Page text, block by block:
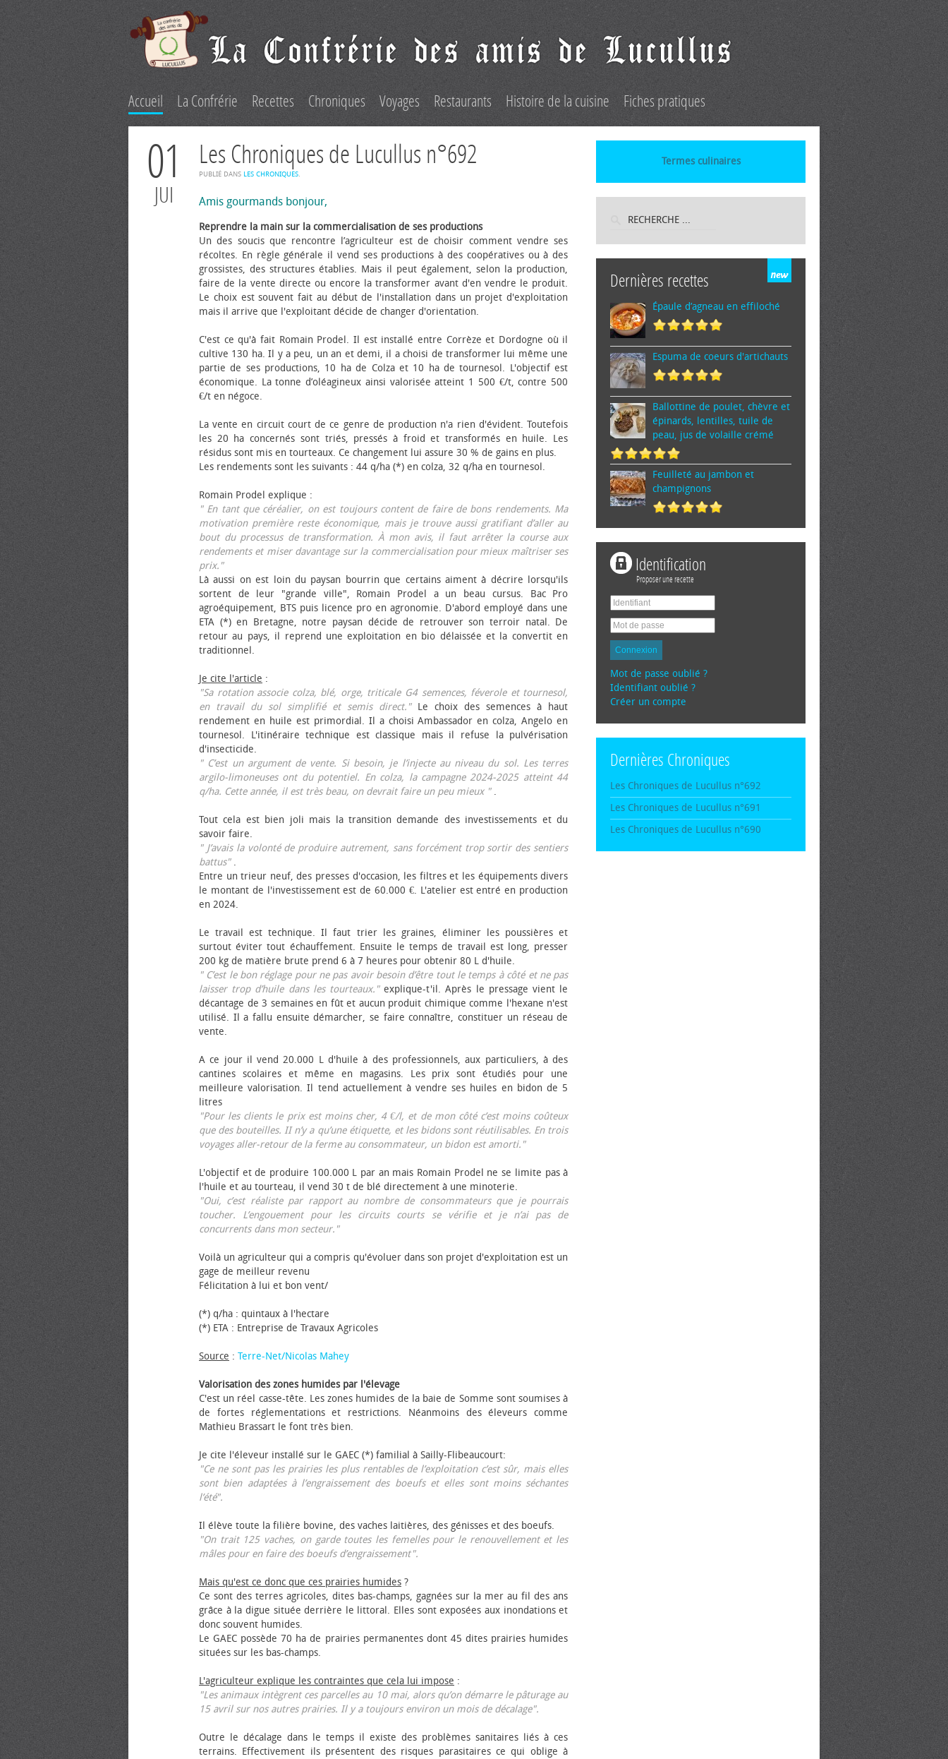
Accueil La Confrérie Recettes Chroniques Voyages Restaurants Histoire de la cuisine Fiches pratiques
01
JUI
Les Chroniques de Lucullus n°692
PUBLIÉ DANS LES CHRONIQUES.
Amis gourmands bonjour,
Reprendre la main sur la commercialisation de ses productions
Un des soucis que rencontre l’agriculteur est de choisir comment vendre ses
récoltes. En règle générale il vend ses productions à des coopératives ou à des
grossistes, des structures établies. Mais il peut également, selon la production,
faire de la vente directe ou encore la transformer avant d'en vendre le produit.
Le choix est souvent fait au début de l'installation dans un projet d'exploitation
mais il arrive que l'exploitant décide de changer d'orientation.
C'est ce qu'à fait Romain Prodel. Il est installé entre Corrèze et Dordogne où il
cultive 130 ha. Il y a peu, un an et demi, il a choisi de transformer lui même une
partie de ses productions, 10 ha de Colza et 10 ha de tournesol. L'objectif est
économique. La tonne d’oléagineux ainsi valorisée atteint 1 500 €/t, contre 500
€/t en négoce.
La vente en circuit court de ce genre de production n'a rien d'évident. Toutefois
les 20 ha concernés sont triés, pressés à froid et transformés en huile. Les
résidus sont mis en tourteaux. Ce changement lui assure 30 % de gains en plus.
Les rendements sont les suivants : 44 q/ha (*) en colza, 32 q/ha en tournesol.
Romain Prodel explique :
" En tant que céréalier, on est toujours content de faire de bons rendements. Ma
motivation première reste économique, mais je trouve aussi gratifiant d’aller au
bout du processus de transformation. À mon avis, il faut arrêter la course aux
rendements et miser davantage sur la commercialisation pour mieux maîtriser ses
prix."
Là aussi on est loin du paysan bourrin que certains aiment à décrire lorsqu'ils
sortent de leur "grande ville", Romain Prodel a un beau cursus. Bac Pro
agroéquipement, BTS puis licence pro en agronomie. D'abord employé dans une
ETA (*) en Bretagne, notre paysan décide de retrouver son terroir natal. De
retour au pays, il reprend une exploitation en bio délaissée et la convertit en
traditionnel.
Je cite l'article :
"Sa rotation associe colza, blé, orge, triticale G4 semences, féverole et tournesol,
en travail du sol simplifié et semis direct."Le choix des semences à haut
rendement en huile est primordial. Il a choisi Ambassador en colza, Angelo en
tournesol. L'itinéraire technique est classique mais il refuse la pulvérisation
d'insecticide.
" C’est un argument de vente. Si besoin, je l’injecte au niveau du sol. Les terres
argilo-limoneuses ont du potentiel. En colza, la campagne 2024-2025 atteint 44
q/ha. Cette année, il est très beau, on devrait faire un peu mieux ".
Tout cela est bien joli mais la transition demande des investissements et du
savoir faire.
" J’avais la volonté de produire autrement, sans forcément trop sortir des sentiers
battus".
Entre un trieur neuf, des presses d'occasion, les filtres et les équipements divers
le montant de l'investissement est de 60.000 €. L'atelier est entré en production
en 2024.
Le travail est technique. Il faut trier les graines, éliminer les poussières et
surtout éviter tout échauffement. Ensuite le temps de travail est long, presser
200 kg de matière brute prend 6 à 7 heures pour obtenir 80 L d'huile.
" C’est le bon réglage pour ne pas avoir besoin d’être tout le temps à côté et ne pas
laisser trop d’huile dans les tourteaux."explique-t'il. Après le pressage vient le
décantage de 3 semaines en fût et aucun produit chimique comme l'hexane n'est
utilisé. Il a fallu ensuite démarcher, se faire connaître, constituer un réseau de
vente.
A ce jour il vend 20.000 L d'huile à des professionnels, aux particuliers, à des
cantines scolaires et même en magasins. Les prix sont étudiés pour une
meilleure valorisation. Il tend actuellement à vendre ses huiles en bidon de 5
litres
"Pour les clients le prix est moins cher, 4 €/l, et de mon côté c’est moins coûteux
que des bouteilles. II n’y a qu’une étiquette, et les bidons sont réutilisables. En trois
voyages aller-retour de la ferme au consommateur, un bidon est amorti."
L'objectif et de produire 100.000 L par an mais Romain Prodel ne se limite pas à
l'huile et au tourteau, il vend 30 t de blé directement à une minoterie.
"Oui, c’est réaliste par rapport au nombre de consommateurs que je pourrais
toucher. L’engouement pour les circuits courts se vérifie et je n’ai pas de
concurrents dans mon secteur."
Voilà un agriculteur qui a compris qu'évoluer dans son projet d'exploitation est un
gage de meilleur revenu
Félicitation à lui et bon vent/
(*) q/ha : quintaux à l'hectare
(*) ETA : Entreprise de Travaux Agricoles
Source : Terre-Net/Nicolas Mahey
Valorisation des zones humides par l'élevage
C'est un réel casse-tête. Les zones humides de la baie de Somme sont soumises à
de fortes réglementations et restrictions. Néanmoins des éleveurs comme
Mathieu Brassart le font très bien.
Je cite l'éleveur installé sur le GAEC (*) familial à Sailly-Flibeaucourt:
"Ce ne sont pas les prairies les plus rentables de l’exploitation c’est sûr, mais elles
sont bien adaptées à l’engraissement des bœufs et elles sont moins séchantes
l’été".
Il élève toute la filière bovine, des vaches laitières, des génisses et des bœufs.
"On trait 125 vaches, on garde toutes les femelles pour le renouvellement et les
mâles pour en faire des bœufs d’engraissement".
Mais qu'est ce donc que ces prairies humides ?
Ce sont des terres agricoles, dites bas-champs, gagnées sur la mer au fil des ans
grâce à la digue située derrière le littoral. Elles sont exposées aux inondations et
donc souvent humides.
Le GAEC possède 70 ha de prairies permanentes dont 45 dites prairies humides
situées sur les bas-champs.
L'agriculteur explique les contraintes que cela lui impose :
"Les animaux intègrent ces parcelles au 10 mai, alors qu’on démarre le pâturage au
15 avril sur nos autres prairies. Il y a toujours environ un mois de décalage".
Outre le décalage dans le temps il existe des problèmes sanitaires liés à ces
terrains. Effectivement ils présentent des risques parasitaires ce qui oblige à
Termes culinaires
Dernières recettes
Épaule d’agneau en effiloché
Espuma de cœurs d'artichauts
Ballottine de poulet, chèvre et
épinards, lentilles, tuile de
peau, jus de volaille crémé
Feuilleté au jambon et
champignons
Identification
Proposer une recette
Connexion
Mot de passe oublié ?
Identifiant oublié ?
Créer un compte
Dernières Chroniques
Les Chroniques de Lucullus n°692
Les Chroniques de Lucullus n°691
Les Chroniques de Lucullus n°690